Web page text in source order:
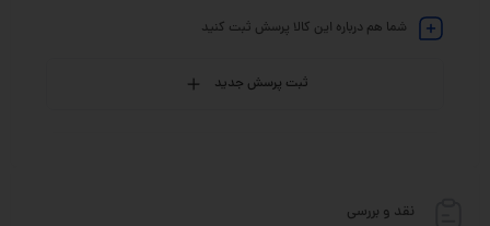
شما هم درباره این کالا پرسش ثبت کنید
ثبت پرسش جدید
نقد و بررسی